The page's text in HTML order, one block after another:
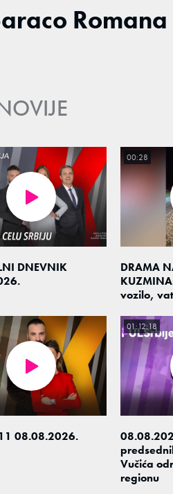
Romana
DNEVNIK
DRAMA
vozilo,
00:28
08.08.2026.
Vučića
regionu
01:12:18